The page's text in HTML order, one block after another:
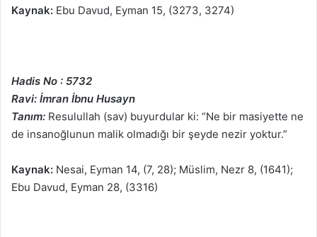
Kaynak: Ebu Davud, Eyman 15, (3273, 3274)
Hadis No : 5732
Ravi: İmran İbnu Husayn
Tanım: Resulullah (sav) buyurdular ki: “Ne bir masiyette ne
de insanoğlunun malik olmadığı bir şeyde nezir yoktur.”
Kaynak: Nesai, Eyman 14, (7, 28); Müslim, Nezr 8, (1641);
Ebu Davud, Eyman 28, (3316)